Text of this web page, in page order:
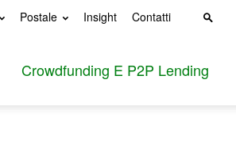
Postale Insight Contatti
Crowdfunding E P2P Lending